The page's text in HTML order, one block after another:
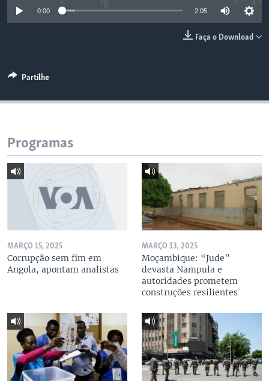
0:00 2:05
Faça o Download
Partilhe
Programas
MARÇO 15, 2025
Corrupção sem fim em
Angola, apontam analistas
MARÇO 13, 2025
Moçambique: “Jude”
devasta Nampula e
autoridades prometem
construções resilientes